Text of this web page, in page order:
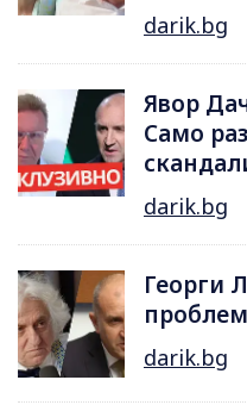
darik.bg
Явор
Само
darik.bg
Георги
darik.bg